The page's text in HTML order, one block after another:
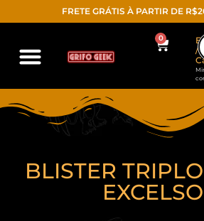
FRETE GRÁTIS À PARTIR DE
0
/
BLISTER